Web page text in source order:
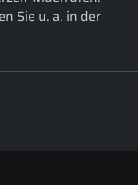
Sie u. a. in der